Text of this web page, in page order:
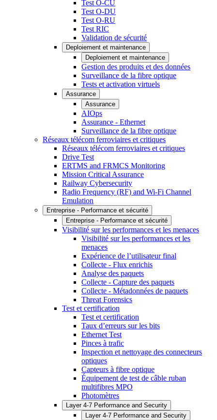
Test O-CU
Test O-DU
Test O-RU
Test RIC
Validation de sécurité
Deploiement et maintenance
Deploiement et maintenance
Gestion des produits et des données
Surveillance de la fibre optique
Tests et activation virtuels
Assurance
Assurance
AIOps
Assurance - Ethernet
Surveillance de la fibre optique
Réseaux télécom ferroviaires et critiques
Réseaux télécom ferroviaires et critiques
Drive Test
ERTMS and FRMCS Monitoring
Mission Critical Assurance
Railway Cybersecurity
Radio Frequency (RF) and Wi-Fi Channel
Emulation
Entreprise - Performance et sécurité
Entreprise - Performance et sécurité
Visibilité sur les performances et les menaces
Visibilité sur les performances et les
menaces
Expérience de l’utilisateur final
Collecte - Flux enrichis
Analyse des paquets
Collecte - Capture des paquets
Collecte - Métadonnées de paquets
Threat Forensics
Test et certification
Test et certification
Taux d’erreurs sur les bits
Ethernet Test
Pinces à trafic
Inspection et nettoyage des connecteurs
optiques
Capteurs à fibre optique
Équipement de test de câble ruban
multifibres MPO
Photomètres
Layer 4-7 Performance and Security
Layer 4-7 Performance and Security